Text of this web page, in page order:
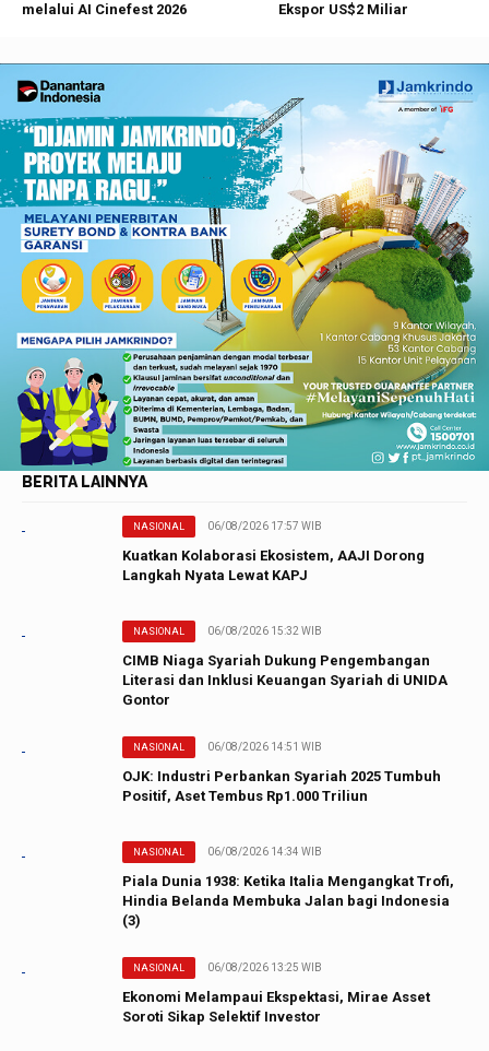
melalui AI Cinefest 2026
Ekspor US$2 Miliar
BERITA LAINNYA
NASIONAL 06/08/2026 17:57 WIB
Kuatkan Kolaborasi Ekosistem, AAJI Dorong
Langkah Nyata Lewat KAPJ
NASIONAL 06/08/2026 15:32 WIB
CIMB Niaga Syariah Dukung Pengembangan
Literasi dan Inklusi Keuangan Syariah di UNIDA
Gontor
NASIONAL 06/08/2026 14:51 WIB
OJK: Industri Perbankan Syariah 2025 Tumbuh
Positif, Aset Tembus Rp1.000 Triliun
NASIONAL 06/08/2026 14:34 WIB
Piala Dunia 1938: Ketika Italia Mengangkat Trofi,
Hindia Belanda Membuka Jalan bagi Indonesia
(3)
NASIONAL 06/08/2026 13:25 WIB
Ekonomi Melampaui Ekspektasi, Mirae Asset
Soroti Sikap Selektif Investor